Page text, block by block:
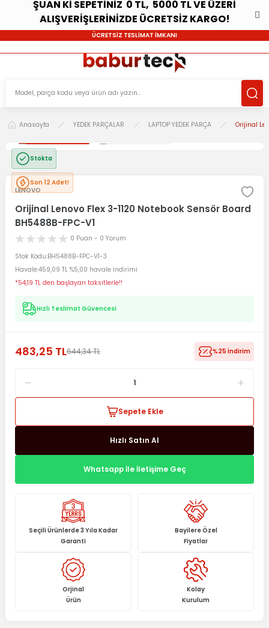
ŞUAN Kİ SEPETİNİZ 0 TL, 5000 TL VE ÜZERİ
ALIŞVERİŞLERİNİZDE ÜCRETSİZ KARGO!
ÜCRETSİZ TESLİMAT İMKANI
Anasayfa YEDEK PARÇALAR LAPTOP YEDEK PARÇA Orijinal
Stokta
Son 12 Adet!
LENOVO
Orijinal Lenovo Flex 3-1120 Notebook Sensör Board
BH5488B-FPC-V1
0 Puan - 0 Yorum
Stok Kodu BH5488B-FPC-V1-3
Havale459,09 TL %5,00 havale indirimi
*54,19 TL den başlayan taksitlerle!!
Hızlı Teslimat Güvencesi
483,25 TL644,34 TL %25 İndirim
Sepete Ekle
Hızlı Satın Al
Whatsapp İle İletişime Geç
Seçili Ürünlerde 3 Yıla Kadar
Garanti
Bayilere Özel
Fiyatlar
Orjinal
Ürün
Kolay
Kurulum